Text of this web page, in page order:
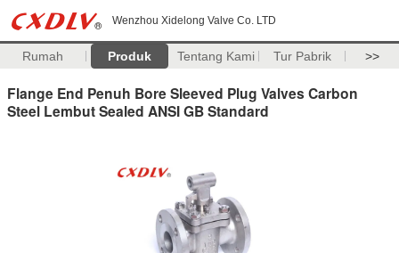
Wenzhou Xidelong Valve Co. LTD
Rumah Produk Tentang Kami Tur Pabrik >>
Flange End Penuh Bore Sleeved Plug Valves Carbon
Steel Lembut Sealed ANSI GB Standard